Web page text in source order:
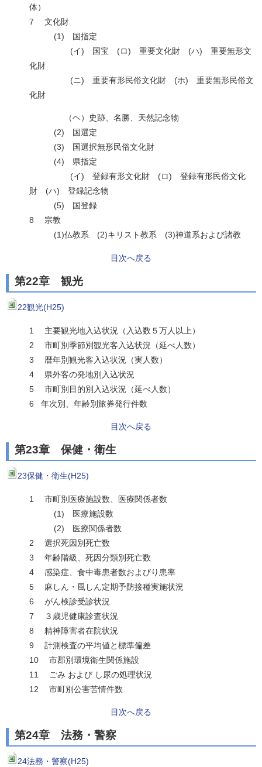
体）
7 文化財
(1) 国指定
(イ) 国宝 (ロ) 重要文化財 (ハ) 重要無形文
化財
(ニ) 重要有形民俗文化財 (ホ) 重要無形民俗文
化財
（ヘ）史跡、名勝、天然記念物
(2) 国選定
(3) 国選択無形民俗文化財
(4) 県指定
(イ) 登録有形文化財 (ロ) 登録有形民俗文化
財 (ハ) 登録記念物
(5) 国登録
8 宗教
(1)仏教系 (2)キリスト教系 (3)神道系および諸教
目次へ戻る
第22章 観光
22観光(H25)
1 主要観光地入込状況（入込数５万人以上）
2 市町別季節別観光客入込状況（延べ人数）
3 暦年別観光客入込状況（実人数）
4 県外客の発地別入込状況
5 市町別目的別入込状況（延べ人数）
6 年次別、年齢別旅券発行件数
目次へ戻る
第23章 保健・衛生
23保健・衛生(H25)
1 市町別医療施設数、医療関係者数
(1) 医療施設数
(2) 医療関係者数
2 選択死因別死亡数
3 年齢階級、死因分類別死亡数
4 感染症、食中毒患者数およびり患率
5 麻しん・風しん定期予防接種実施状況
6 がん検診受診状況
7 ３歳児健康診査状況
8 精神障害者在院状況
9 計測検査の平均値と標準偏差
10 市郡別環境衛生関係施設
11 ごみ および し尿の処理状況
12 市町別公害苦情件数
目次へ戻る
第24章 法務・警察
24法務・警察(H25)